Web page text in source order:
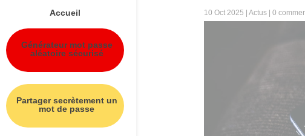
Accueil
Générateur mot passe
aléatoire sécurisé
Partager secrètement un
mot de passe
10 Oct 2025 Actus| 0